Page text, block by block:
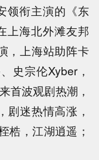
领衔主演的《东
上海北外滩友邦
，上海站助阵卡
史宗伦Xyber，
首波观剧热潮，
剧迷热情高涨，
梏，江湖逍遥；